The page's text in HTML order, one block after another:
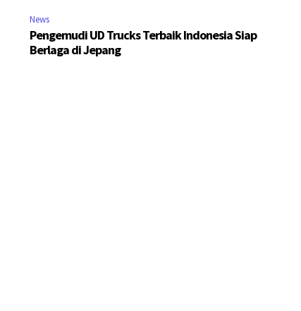
News
Pengemudi UD Trucks Terbaik Indonesia Siap
Berlaga di Jepang